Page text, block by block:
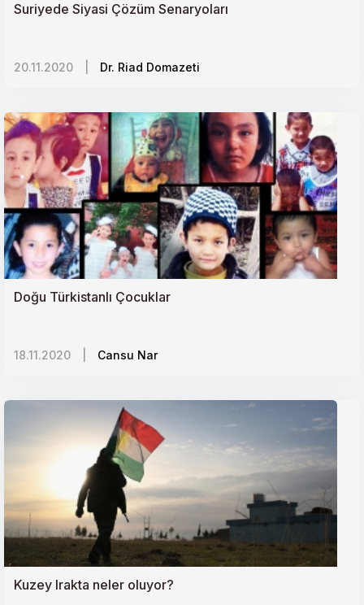
Suriyede Siyasi Çözüm Senaryoları
20.11.2020 Dr. Riad Domazeti
Doğu Türkistanlı Çocuklar
18.11.2020 Cansu Nar
Kuzey Irakta neler oluyor?